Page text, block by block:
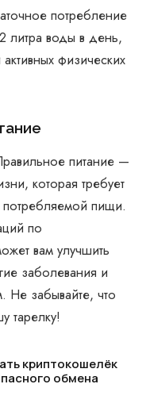
потребление
литра воды в день,
физических
питание —
которая требует
потребляемой пищи.
по
вам улучшить
заболевания и
Не забывайте, что
тарелку!
криптокошелёк
обмена